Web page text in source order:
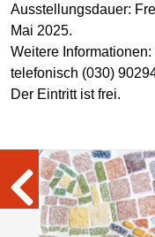
Ausstellungsdauer:
Mai 2025.
Weitere Informationen:
telefonisch (030)
Der Eintritt ist frei.